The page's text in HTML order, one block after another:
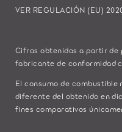
VER REGULACIÓN (EU)
Cifras obtenidas a partir de
fabricante de conformidad
El consumo de combustible
diferente del obtenido en
fines comparativos